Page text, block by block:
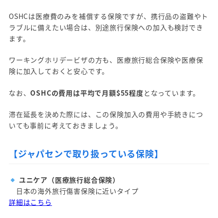
OSHCは医療費のみを補償する保険ですが、携行品の盗難やト
ラブルに備えたい場合は、別途旅行保険への加入も検討でき
ます。
ワーキングホリデービザの方も、医療旅行総合保険や医療保
険に加入しておくと安心です。
なお、OSHCの費用は平均で月額$55程度 となっています。
滞在延長を決めた際には、この保険加入の費用や手続きにつ
いても事前に考えておきましょう。
【ジャパセンで取り扱っている保険】
ユニケア（医療旅行総合保険）
日本の海外旅行傷害保険に近いタイプ
詳細はこちら